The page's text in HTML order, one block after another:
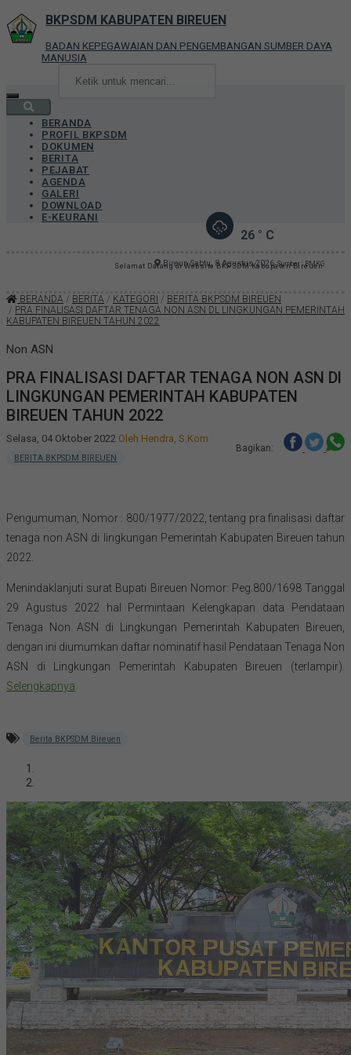
BKPSDM KABUPATEN BIREUEN
BADAN KEPEGAWAIAN DAN PENGEMBANGAN SUMBER DAYA
MANUSIA
26 ° C
Bireun Sabtu, 8 Agustus 2026 Sumber : BMKG
BERANDA
PROFIL BKPSDM
DOKUMEN
BERITA
PEJABAT
AGENDA
GALERI
DOWNLOAD
E-KEURANI
Selamat Datang di Website BKPSDM Kabupaten Bireuen
BERANDA / BERITA / KATEGORI / BERITA BKPSDM BIREUEN
/ PRA FINALISASI DAFTAR TENAGA NON ASN DL LINGKUNGAN PEMERINTAH
KABUPATEN BIREUEN TAHUN 2022
Non ASN
PRA FINALISASI DAFTAR TENAGA NON ASN Dl
LINGKUNGAN PEMERINTAH KABUPATEN
BIREUEN TAHUN 2022
Selasa, 04 Oktober 2022 Oleh Hendra, S.Kom
Bagikan:
BERITA BKPSDM BIREUEN
Pengumuman, Nomor : 800/1977/2022, tentang pra finalisasi daftar
tenaga non ASN di lingkungan Pemerintah Kabupaten Bireuen tahun
2022.
Menindaklanjuti surat Bupati Bireuen Nomor: Peg.800/1698 Tanggal
29 Agustus 2022 hal Permintaan Kelengkapan data Pendataan
Tenaga Non ASN di Lingkungan Pemerintah Kabupaten Bireuen,
dengan ini diumumkan daftar nominatif hasil Pendataan Tenaga Non
ASN di Lingkungan Pemerintah Kabupaten Bireuen (terlampir).
Selengkapnya
Berita BKPSDM Bireuen